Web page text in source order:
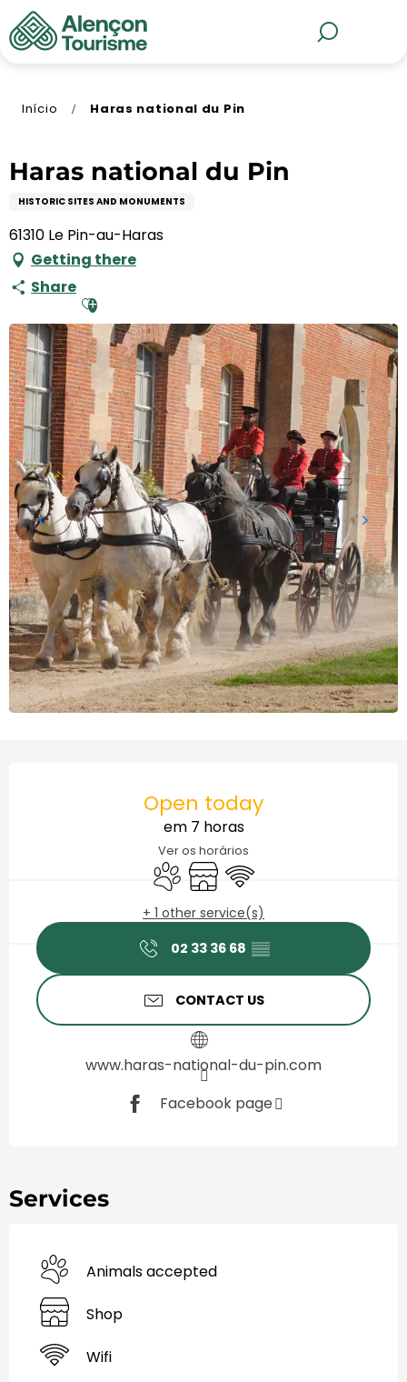
Aller
au
contenu
Início Haras national du Pin
Haras national du Pin
HISTORIC SITES AND MONUMENTS
61310 Le Pin-au-Haras
Getting there
Share Ajouter aux favoris
Open today
em 7 horas
Ver os horários
Animals accepted
Shop Wifi
+ 1 other service(s)
02 33 36 68 ▒▒
CONTACT US
www.haras-national-du-pin.com
Facebook page
Services
Animals accepted
Shop
Wifi